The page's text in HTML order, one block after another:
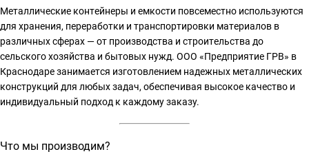
Металлические контейнеры и емкости повсеместно используются
для хранения, переработки и транспортировки материалов в
различных сферах — от производства и строительства до
сельского хозяйства и бытовых нужд. ООО «Предприятие ГРВ» в
Краснодаре занимается изготовлением надежных металлических
конструкций для любых задач, обеспечивая высокое качество и
индивидуальный подход к каждому заказу.
Что мы производим?